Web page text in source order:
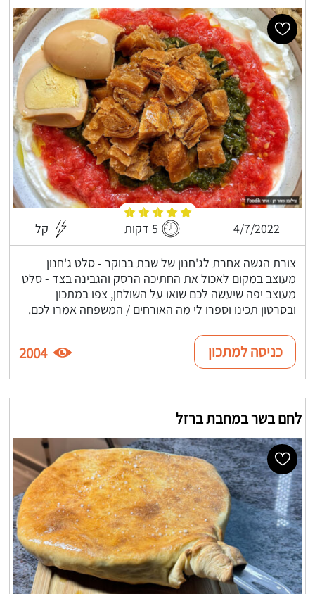
4/7/2022 5 דקות קל
צורת הגשה אחרת לג'חנון של שבת בבוקר - סלט ג'חנון
מעוצב במקום לאכול את החתיכה הרסק והגבינה בצד - סלט
מעוצב יפה שיעשה לכם שואו על השולחן, צפו במתכון
ובסרטון תכינו וספרו לי מה האורחים / המשפחה אמרו לכם.
כניסה למתכון 2004
לחם בשר במחבת ברזל